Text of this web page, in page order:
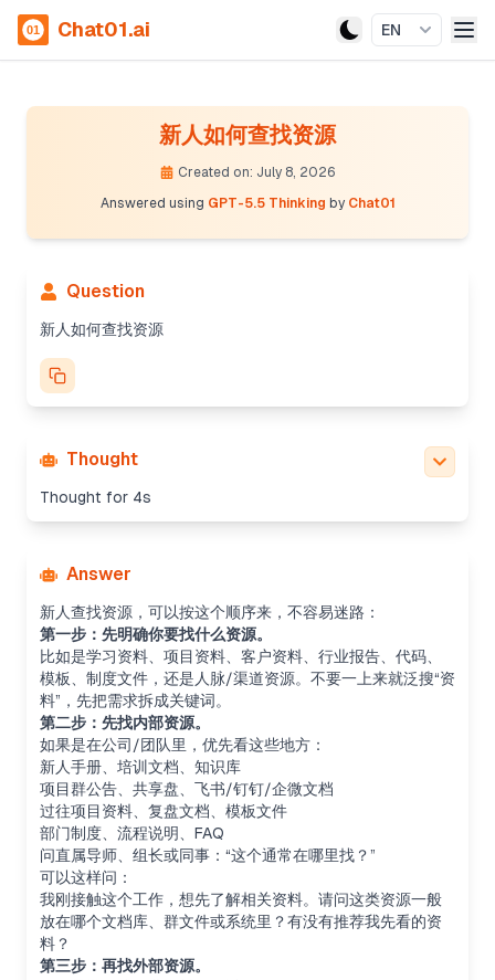
Chat01.ai EN
新人如何查找资源
Created on: July 8, 2026
Answered using GPT-5.5 Thinking by Chat01
Question
新人如何查找资源
Thought
Thought for 4s
Answer
新人查找资源，可以按这个顺序来，不容易迷路：
第一步：先明确你要找什么资源。
比如是学习资料、项目资料、客户资料、行业报告、代码、
模板、制度文件，还是人脉/渠道资源。不要一上来就泛搜“资
料”，先把需求拆成关键词。
第二步：先找内部资源。
如果是在公司/团队里，优先看这些地方：
新人手册、培训文档、知识库
项目群公告、共享盘、飞书/钉钉/企微文档
过往项目资料、复盘文档、模板文件
部门制度、流程说明、FAQ
问直属导师、组长或同事：“这个通常在哪里找？”
可以这样问：
我刚接触这个工作，想先了解相关资料。请问这类资源一般
放在哪个文档库、群文件或系统里？有没有推荐我先看的资
料？
第三步：再找外部资源。